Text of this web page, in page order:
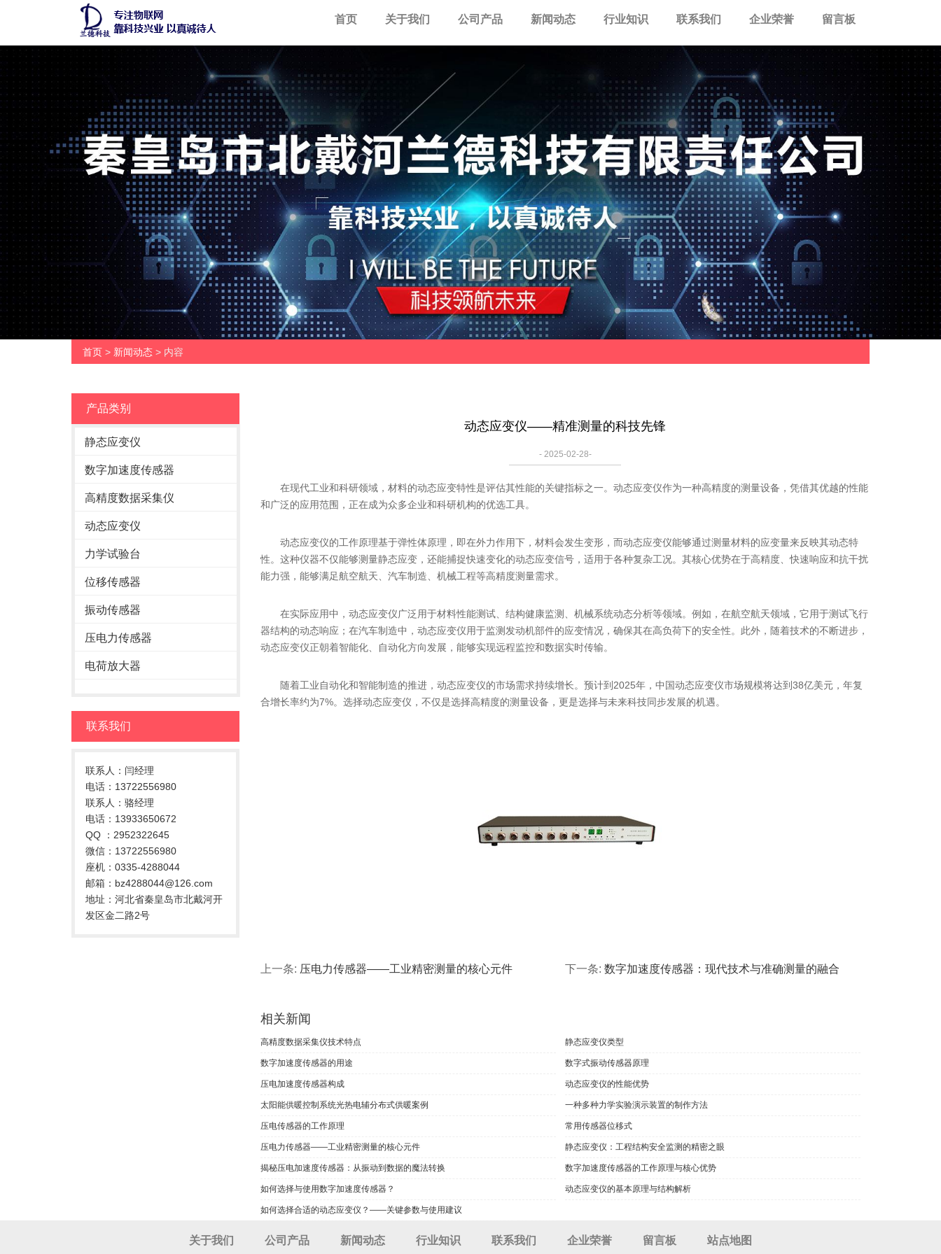
首页 关于我们 公司产品 新闻动态 行业知识 联系我们 企业荣誉 留言板
首页 > 新闻动态 > 内容
产品类别
静态应变仪
数字加速度传感器
高精度数据采集仪
动态应变仪
力学试验台
位移传感器
振动传感器
压电力传感器
电荷放大器
联系我们
联系人：闫经理
电话：13722556980
联系人：骆经理
电话：13933650672
QQ ：2952322645
微信：13722556980
座机：0335-4288044
邮箱：bz4288044@126.com
地址：河北省秦皇岛市北戴河开
发区金二路2号
动态应变仪——精准测量的科技先锋
- 2025-02-28-
在现代工业和科研领域，材料的动态应变特性是评估其性能的关键指标之一。动态应变仪作为一种高精度的测量设备，凭借其优越的性能
和广泛的应用范围，正在成为众多企业和科研机构的优选工具。
动态应变仪的工作原理基于弹性体原理，即在外力作用下，材料会发生变形，而动态应变仪能够通过测量材料的应变量来反映其动态特
性。这种仪器不仅能够测量静态应变，还能捕捉快速变化的动态应变信号，适用于各种复杂工况。其核心优势在于高精度、快速响应和抗干扰
能力强，能够满足航空航天、汽车制造、机械工程等高精度测量需求。
在实际应用中，动态应变仪广泛用于材料性能测试、结构健康监测、机械系统动态分析等领域。例如，在航空航天领域，它用于测试飞行
器结构的动态响应；在汽车制造中，动态应变仪用于监测发动机部件的应变情况，确保其在高负荷下的安全性。此外，随着技术的不断进步，
动态应变仪正朝着智能化、自动化方向发展，能够实现远程监控和数据实时传输。
随着工业自动化和智能制造的推进，动态应变仪的市场需求持续增长。预计到2025年，中国动态应变仪市场规模将达到38亿美元，年复
合增长率约为7%。选择动态应变仪，不仅是选择高精度的测量设备，更是选择与未来科技同步发展的机遇。
上一条: 压电力传感器——工业精密测量的核心元件 下一条: 数字加速度传感器：现代技术与准确测量的融合
相关新闻
高精度数据采集仪技术特点 静态应变仪类型
数字加速度传感器的用途 数字式振动传感器原理
压电加速度传感器构成 动态应变仪的性能优势
太阳能供暖控制系统光热电辅分布式供暖案例 一种多种力学实验演示装置的制作方法
压电传感器的工作原理 常用传感器位移式
压电力传感器——工业精密测量的核心元件 静态应变仪：工程结构安全监测的精密之眼
揭秘压电加速度传感器：从振动到数据的魔法转换 数字加速度传感器的工作原理与核心优势
如何选择与使用数字加速度传感器？ 动态应变仪的基本原理与结构解析
如何选择合适的动态应变仪？——关键参数与使用建议
关于我们 公司产品 新闻动态 行业知识 联系我们 企业荣誉 留言板 站点地图